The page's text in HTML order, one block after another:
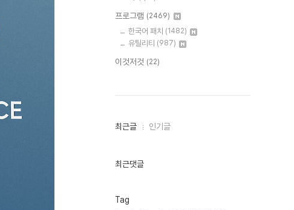
프로그램 (2469)
한국어 패치 (1482)
유틸리티 (987)
이것저것 (22)
최
인
최근글 인기글
최근댓글
Tag